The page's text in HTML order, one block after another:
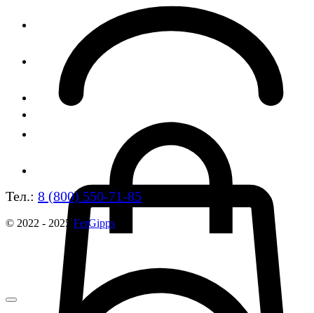
Тел.: 8 (800) 550-71-85
© 2022 - 2025 FerGipps